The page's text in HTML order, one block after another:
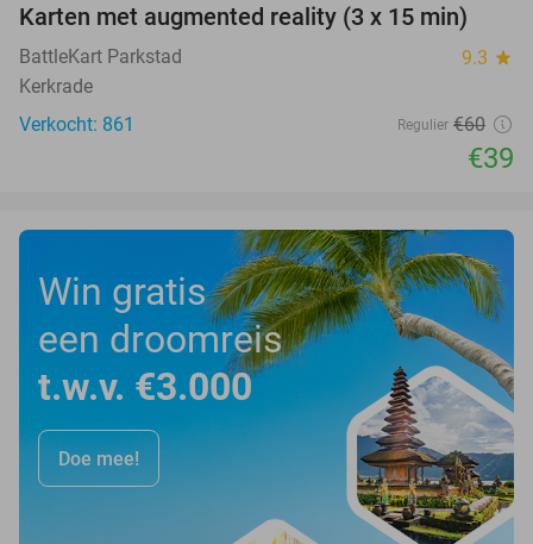
35%
Karten met augmented reality (3 x 15 min)
BattleKart Parkstad 9.3 star
Kerkrade
Verkocht: 861
Regulier €60
€39
Win gratis
een droomreis
t.w.v. €3.000
Doe mee!